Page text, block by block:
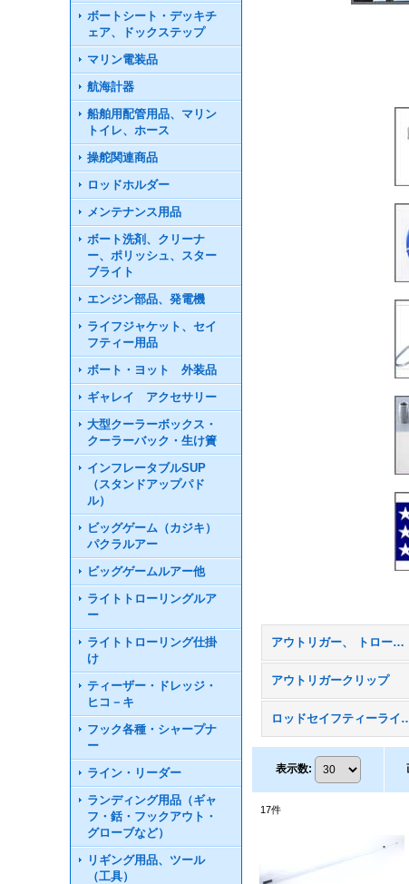
ボートシート・デッキチ
ェア、ドックステップ
マリン電装品
航海計器
船舶用配管用品、マリン
トイレ、ホース
操舵関連商品
ロッドホルダー
メンテナンス用品
ボート洗剤、クリーナ
ー、ポリッシュ、スター
ブライト
エンジン部品、発電機
ライフジャケット、セイ
フティー用品
ボート・ヨット 外装品
ギャレイ アクセサリー
大型クーラーボックス・
クーラーバック・生け簀
インフレータブルSUP
（スタンドアップパド
ル）
ビッグゲーム（カジキ）
パクラルアー
ビッグゲームルアー他
ライトトローリングルア
ー
ライトトローリング仕掛
け
ティーザー・ドレッジ・
ヒコ－キ
フック各種・シャープナ
ー
ライン・リーダー
ランディング用品（ギャ
フ・銛・フックアウト・
グローブなど）
リギング用品、ツール
（工具）
アウトリガー、 トローリングアクセサリー用品 (全商品)
アウトリガークリップ
ロッドセイフティーラ
表示数:
17件